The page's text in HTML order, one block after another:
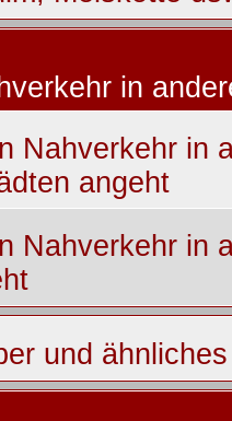
in
Nahverkehr in
angeht
Nahverkehr in
und ähnliches